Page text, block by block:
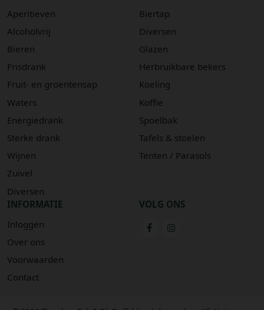
Aperitieven
Alcoholvrij
Bieren
Frisdrank
Fruit- en groentensap
Waters
Energiedrank
Sterke drank
Wijnen
Zuivel
Diversen
Biertap
Diversen
Glazen
Herbruikbare bekers
Koeling
Koffie
Spoelbak
Tafels & stoelen
Tenten / Parasols
INFORMATIE
Inloggen
Over ons
Voorwaarden
Contact
VOLG ONS